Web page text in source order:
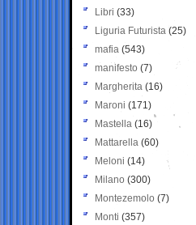
Libri (33)
Liguria Futurista (25)
mafia (543)
manifesto (7)
Margherita (16)
Maroni (171)
Mastella (16)
Mattarella (60)
Meloni (14)
Milano (300)
Montezemolo (7)
Monti (357)